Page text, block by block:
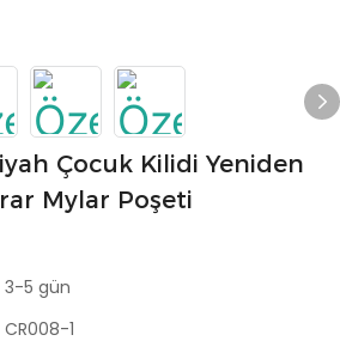
Çocuk Kilidi Yeniden
Mylar Poşeti
3-5 gün
CR008-1